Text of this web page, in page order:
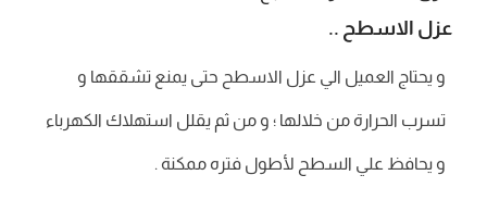
عزل الاسطح ..
و يحتاج العميل الي عزل الاسطح حتى يمنع تشققها و
تسرب الحرارة من خلالها ؛ و من ثم يقلل استهلاك الكهرباء
و يحافظ علي السطح لأطول فتره ممكنة .